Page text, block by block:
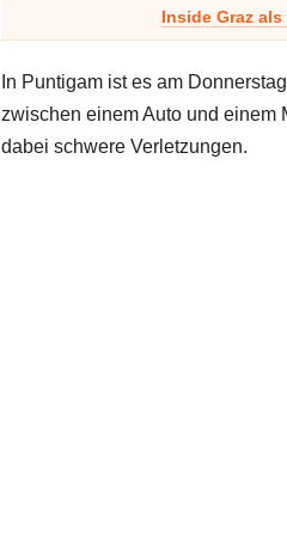
Inside Graz
In Puntigam ist es am
zwischen einem Auto und einem
dabei schwere Verletzungen.